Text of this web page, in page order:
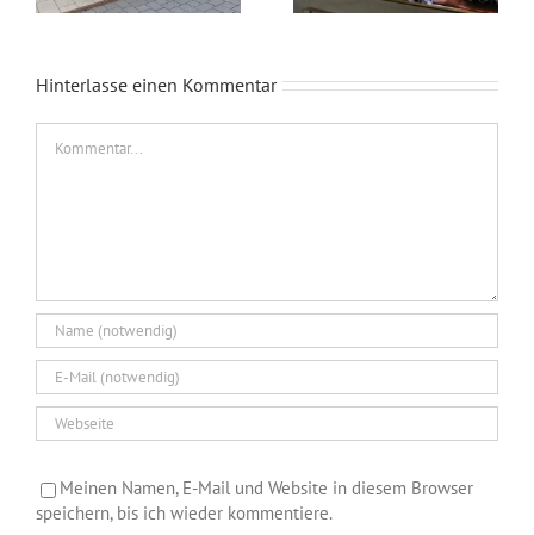
Hinterlasse einen Kommentar
Meinen Namen, E-Mail und Website in diesem Browser
speichern, bis ich wieder kommentiere.